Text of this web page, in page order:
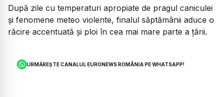
După zile cu temperaturi apropiate de pragul caniculei
și fenomene meteo violente, finalul săptămânii aduce o
răcire accentuată și ploi în cea mai mare parte a țării.
URMĂREȘTE CANALUL EURONEWS ROMÂNIA PE WHATSAPP!